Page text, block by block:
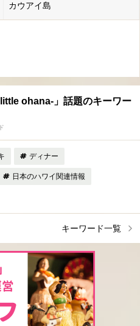
カウアイ島
ohana-」話題のキーワー
ディナー
日本のハワイ関連情報
キーワード一覧